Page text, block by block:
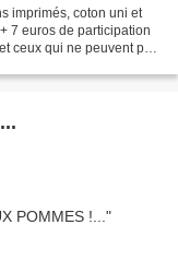
imprimés, coton uni et
7 euros de participation
ceux qui ne peuvent pas